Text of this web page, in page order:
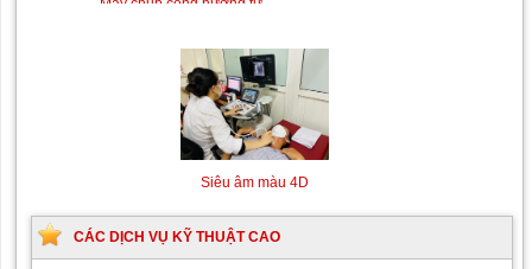
Máy chụp cộng hưởng từ
MRI
Siêu âm màu 4D
CÁC DỊCH VỤ KỸ THUẬT CAO